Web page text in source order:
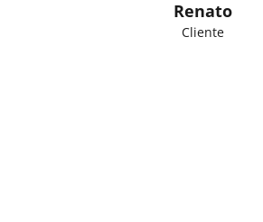
Renato
Cliente